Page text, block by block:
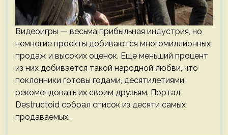
Видеоигры — весьма прибыльная индустрия, но
немногие проекты добиваются многомиллионных
продаж и высоких оценок. Еще меньший процент
из них добивается такой народной любви, что
поклонники готовы годами, десятилетиями
рекомендовать их своим друзьям. Портал
Destructoid собрал список из десяти самых
продаваемых…